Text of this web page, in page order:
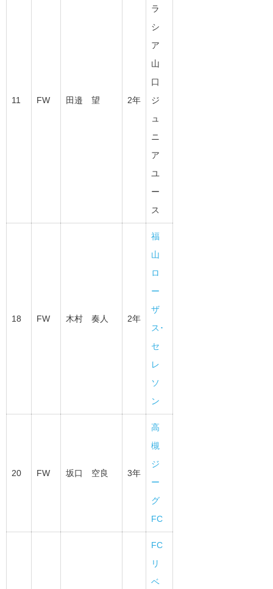
11 FW 田邉 望 2年
ラ
シ
ア
山
口
ジ
ュ
ニ
ア
ユ
ー
ス
18 FW 木村 奏人 2年
福
山
ロ
ー
ザ
ス･
セ
レ
ソ
ン
20 FW 坂口 空良 3年
高
槻
ジ
ー
グ
FC
FC
リ
ベ